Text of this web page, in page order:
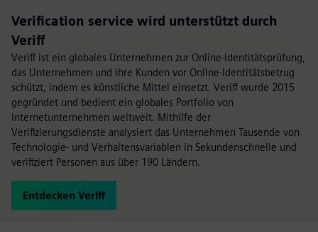
Verification service wird unterstützt durch
Veriff
Veriff ist ein globales Unternehmen zur Online-Identitätsprüfung,
das Unternehmen und ihre Kunden vor Online-Identitätsbetrug
schützt, indem es künstliche Mittel einsetzt. Veriff wurde 2015
gegründet und bedient ein globales Portfolio von
Internetunternehmen weltweit. Mithilfe der
Verifizierungsdienste analysiert das Unternehmen Tausende von
Technologie- und Verhaltensvariablen in Sekundenschnelle und
verifiziert Personen aus über 190 Ländern.
Entdecken Veriff